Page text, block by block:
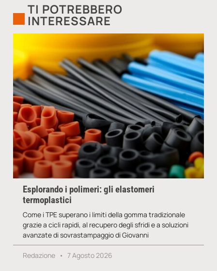
TI POTREBBERO
INTERESSARE
Esplorando i polimeri: gli elastomeri
termoplastici
Come i TPE superano i limiti della gomma tradizionale
grazie a cicli rapidi, al recupero degli sfridi e a soluzioni
avanzate di sovrastampaggio di Giovanni
Redazione 7 Agosto 2026